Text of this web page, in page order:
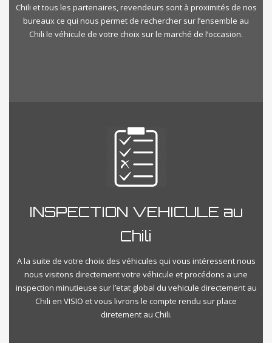
Chili et tous les partenaires, revendeurs sont à proximités de nos
bureaux ce qui nous permet de rechercher sur l’ensemble au
Chili le véhicule de votre choix sur le marché de l’occasion.
INSPECTION VEHICULE au
Chili
A la suite de votre choix des véhicules qui vous intéressent nous
nous visitons directement votre véhicule et procédons a une
inspection minutieuse sur l’etat global du vehicule directement au
Chili en VISIO et vous livrons le compte rendu sur place
diretement au Chili.